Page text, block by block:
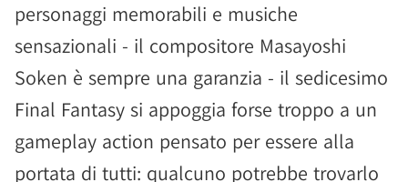
personaggi memorabili e musiche
sensazionali - il compositore Masayoshi
Soken è sempre una garanzia - il sedicesimo
Final Fantasy si appoggia forse troppo a un
gameplay action pensato per essere alla
portata di tutti: qualcuno potrebbe trovarlo